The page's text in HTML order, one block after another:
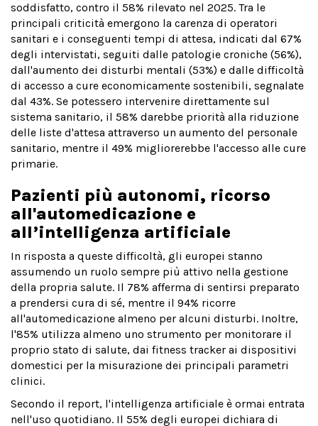
soddisfatto, contro il 58% rilevato nel 2025. Tra le
principali criticità emergono la carenza di operatori
sanitari e i conseguenti tempi di attesa, indicati dal 67%
degli intervistati, seguiti dalle patologie croniche (56%),
dall'aumento dei disturbi mentali (53%) e dalle difficoltà
di accesso a cure economicamente sostenibili, segnalate
dal 43%. Se potessero intervenire direttamente sul
sistema sanitario, il 58% darebbe priorità alla riduzione
delle liste d'attesa attraverso un aumento del personale
sanitario, mentre il 49% migliorerebbe l'accesso alle cure
primarie.
Pazienti più autonomi, ricorso
all'automedicazione e
all’intelligenza artificiale
In risposta a queste difficoltà, gli europei stanno
assumendo un ruolo sempre più attivo nella gestione
della propria salute. Il 78% afferma di sentirsi preparato
a prendersi cura di sé, mentre il 94% ricorre
all'automedicazione almeno per alcuni disturbi. Inoltre,
l'85% utilizza almeno uno strumento per monitorare il
proprio stato di salute, dai fitness tracker ai dispositivi
domestici per la misurazione dei principali parametri
clinici.
Secondo il report, l'intelligenza artificiale è ormai entrata
nell'uso quotidiano. Il 55% degli europei dichiara di